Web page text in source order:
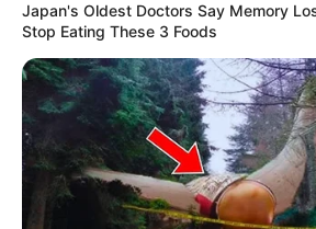
Acompanhe a transmissão
JASB. — Foto/
O JASB tem usado todas as suas
deixar os Agentes Comunitários e de
Japan's Oldest Doctors Say Memory
Stop Eating These 3 Foods